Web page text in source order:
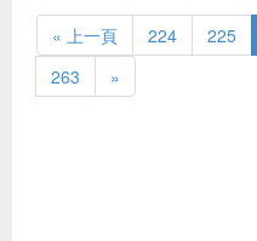
« 上一頁 224 225
263
»